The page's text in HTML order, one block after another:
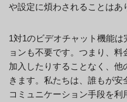
や設定に煩わされることはあ
1対1のビデオチャット機能
ョンも不要です。つまり、
加入したりすることなく、
きます。私たちは、誰もが
コミュニケーション手段を利